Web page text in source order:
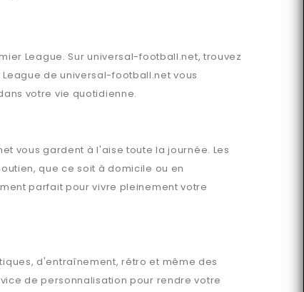
League. Suruniversal-football.net, trouvez
deuniversal-football.net vous
votre vie quotidienne.
vous gardent à l'aise toute la journée. Les
que ce soit à domicile ou en
parfait pour vivre pleinement votre
d'entraînement, rétro et même des
de personnalisation pour rendre votre